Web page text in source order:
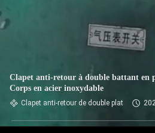
Clapet anti-retour à double battant en
Corps en acier inoxydable
Clapet anti-retour de double plat